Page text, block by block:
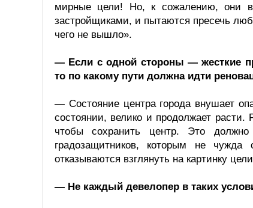
мирные цели! Но, к сожалению, они
застройщиками, и пытаются пресечь
чего не вышло».
— Если с одной стороны — жесткие
то по какому пути должна идти
— Состояние центра города внушает
состоянии, велико и продолжает расти.
чтобы сохранить центр. Это
градозащитников, которым не
отказываются взглянуть на картинку
— Не каждый девелопер в таких